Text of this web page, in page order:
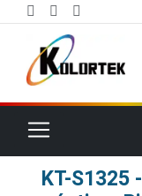
Cambiar
KT-S1325